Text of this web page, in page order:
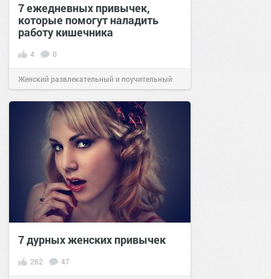
7 ежедневных привычек,
которые помогут наладить
работу кишечника
4 0
Женский развлекательный и поучительный
сайт.21:5008 июл 2026
7 дурных женских привычек
262 47